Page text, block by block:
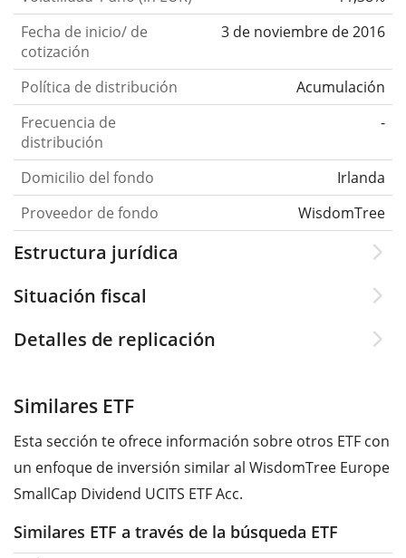
Fecha de inicio/ de
cotización
3 de noviembre de 2016
Política de distribución
Acumulación
Frecuencia de
distribución
-
Domicilio del fondo
Irlanda
Proveedor de fondo
WisdomTree
Estructura jurídica
Situación fiscal
Detalles de replicación
Similares ETF
Esta sección te ofrece información sobre otros ETF con
un enfoque de inversión similar al WisdomTree Europe
SmallCap Dividend UCITS ETF Acc.
Similares ETF a través de la búsqueda ETF